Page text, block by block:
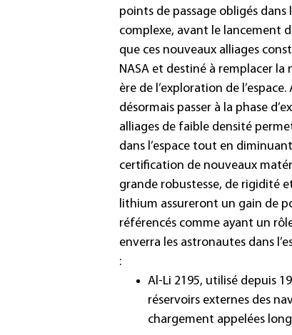
points de passage obligés
complexe, avant le lancement
que ces nouveaux alliages
NASA et destiné à remplacer
ère de l’exploration de
désormais passer à la phase
alliages de faible densité
dans l’espace tout en
certification de nouveaux
grande robustesse, de rigidité
lithium assureront un gain de
référencés comme ayant un
enverra les astronautes dans
:
Al-Li 2195, utilisé depuis
réservoirs externes des
chargement appelées